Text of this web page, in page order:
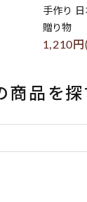
手作り
贈り物
1,210円
商品を探